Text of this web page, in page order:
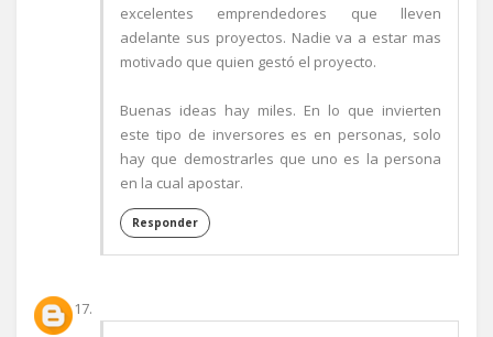
excelentes emprendedores que lleven
adelante sus proyectos. Nadie va a estar mas
motivado que quien gestó el proyecto.
Buenas ideas hay miles. En lo que invierten
este tipo de inversores es en personas, solo
hay que demostrarles que uno es la persona
en la cual apostar.
Responder